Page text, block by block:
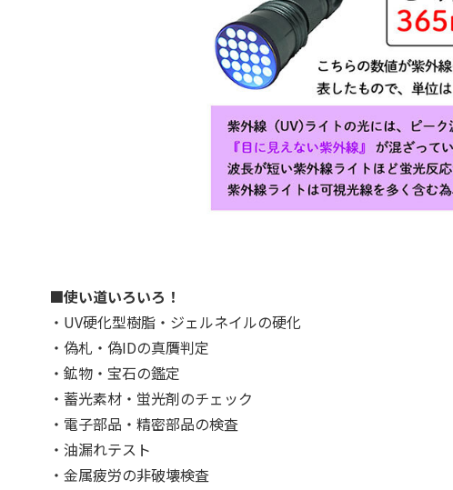
■使い道いろいろ！
・UV硬化型樹脂・ジェルネイルの硬化
・偽札・偽IDの真贋判定
・鉱物・宝石の鑑定
・蓄光素材・蛍光剤のチェック
・電子部品・精密部品の検査
・油漏れテスト
・金属疲労の非破壊検査